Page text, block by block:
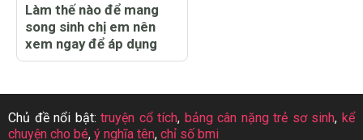
Làm thế nào để mang
song sinh chị em nên
xem ngay để áp dụng
Chủ đề nổi bật:truyện cổ tích, bảng cân nặng trẻ sơ sinh,kể
chuyện cho bé, ý nghĩa tên, chỉ số bmi